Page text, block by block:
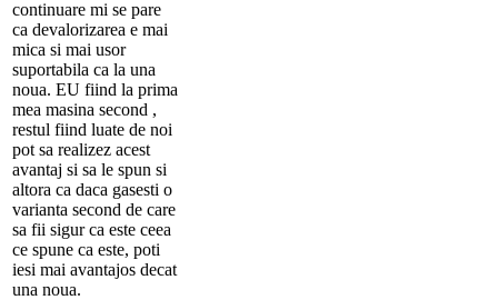
continuare mi se pare
ca devalorizarea e mai
mica si mai usor
suportabila ca la una
noua. EU fiind la prima
mea masina second ,
restul fiind luate de noi
pot sa realizez acest
avantaj si sa le spun si
altora ca daca gasesti o
varianta second de care
sa fii sigur ca este ceea
ce spune ca este, poti
iesi mai avantajos decat
una noua.